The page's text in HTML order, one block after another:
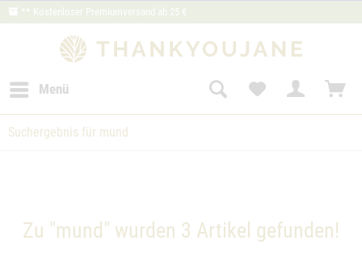
** Kostenloser Premiumversand ab 25 €
Menü
Suchergebnis für mund
Zu "mund" wurden 3 Artikel gefunden!